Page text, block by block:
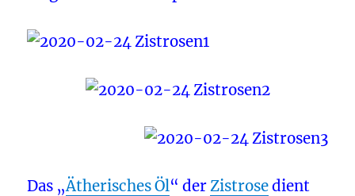
Das „Ätherisches Öl“ derZistrosedient